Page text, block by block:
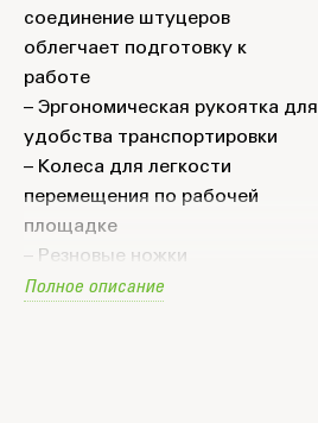
соединение штуцеров
облегчает подготовку к
работе
– Эргономическая рукоятка для
удобства транспортировки
– Колеса для легкости
перемещения по рабочей
площадке
– Резновые ножки
обеспечивают устойчивость
Полное описание